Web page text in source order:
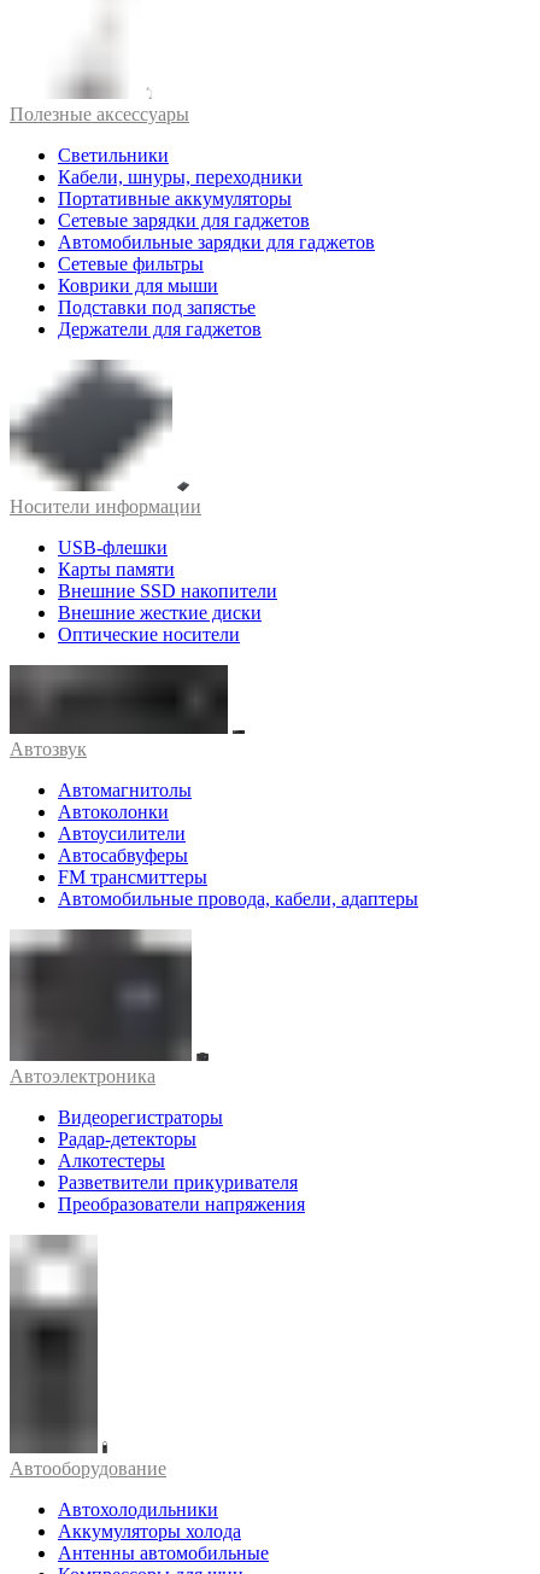
Полезные аксессуары
Светильники
Кабели, шнуры, переходники
Портативные аккумуляторы
Сетевые зарядки для гаджетов
Автомобильные зарядки для гаджетов
Сетевые фильтры
Коврики для мыши
Подставки под запястье
Держатели для гаджетов
Носители информации
USB-флешки
Карты памяти
Внешние SSD накопители
Внешние жесткие диски
Оптические носители
Автозвук
Автомагнитолы
Автоколонки
Автоусилители
Автосабвуферы
FM трансмиттеры
Автомобильные провода, кабели, адаптеры
Автоэлектроника
Видеорегистраторы
Радар-детекторы
Алкотестеры
Разветвители прикуривателя
Преобразователи напряжения
Автооборудование
Автохолодильники
Аккумуляторы холода
Антенны автомобильные